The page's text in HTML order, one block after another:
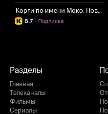
Корги по имени Моко. Новый питомец
8.7 Подписка
·
Разделы
Главная
Телеканалы
Фильмы
Сериалы